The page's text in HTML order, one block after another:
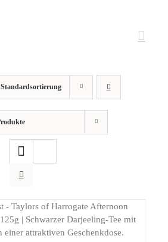
Standardsortierung
DETAILS